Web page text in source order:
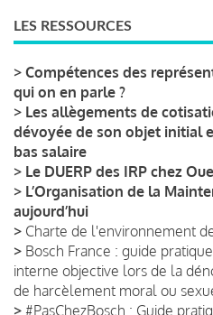
LES RESSOURCES
> Compétences des
qui on en parle ?
> Les allègements de
dévoyée de son objet initial
bas salaire
> Le DUERP des IRP chez
> L’Organisation de la
aujourd’hui
> Charte de l'environnement
> Bosch France : guide
interne objective lors de la
de harcèlement moral ou
> #PasChezBosch : Guide